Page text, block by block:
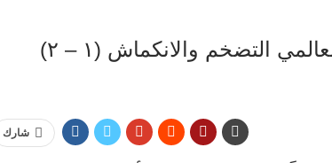
التضخم والانكماش (١ – ٢)
شارك